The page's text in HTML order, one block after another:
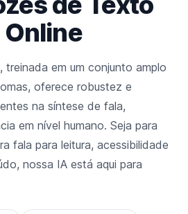
Online
treinada em um conjunto amplo
oferece robustez e
na síntese de fala,
em nível humano. Seja para
fala para leitura, acessibilidade
nossa IA está aqui para